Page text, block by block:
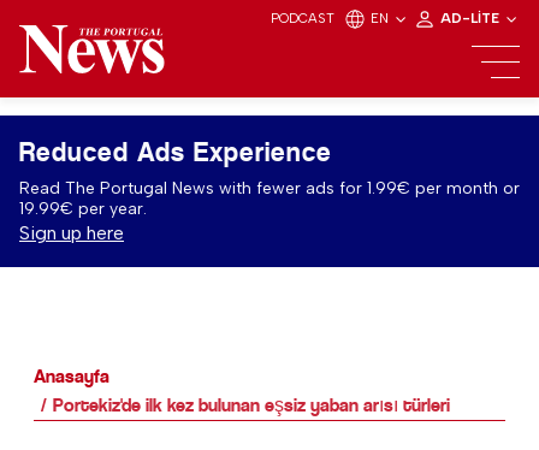
PODCAST EN AD-LITE
Reduced Ads Experience
Read The Portugal News with fewer ads for 1.99€ per month or
19.99€ per year.
Sign up here
Anasayfa
Portekiz'de ilk kez bulunan eşsiz yaban arısı türleri